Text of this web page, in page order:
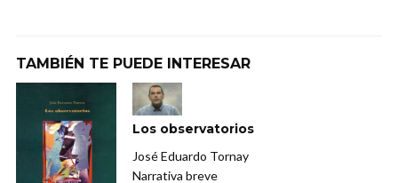
TAMBIÉN TE PUEDE INTERESAR
Los observatorios
José Eduardo Tornay
Narrativa breve